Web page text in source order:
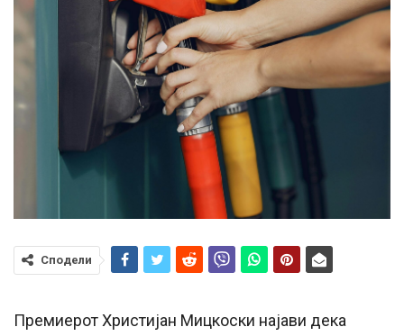
Сподели
Премиерот Христијан Мицкоски најави дека